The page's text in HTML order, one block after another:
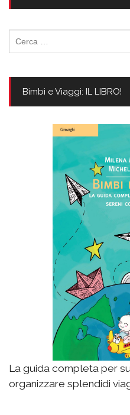
per:
Bimbi e Viaggi: IL LIBRO!
La guida completa per
organizzare splendidi